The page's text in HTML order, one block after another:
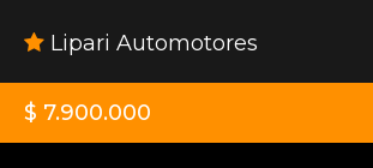
Lipari Automotores
$ 7.900.000